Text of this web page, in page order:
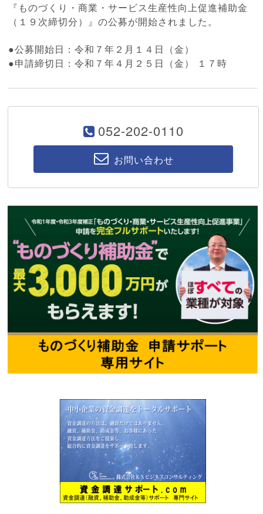
『 ものづくり・商業・サービス生産性向上促進補助金
（１９次締切分）』の公募が開始されました。
●公募開始日：令和７年２月１４日（金）
●申請締切日：令和７年４月２５日（金） １７時
052-202-0110
お問い合わせ